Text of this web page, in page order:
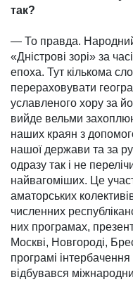
так?
— То правда.
«Дністрові зорі» за
епоха. Тут кількома
перераховувати
уславленого хору за
вийде вельми
наших краян з
нашої держави та за
одразу так і не
найвагоміших. Це
аматорських
числен­них
них програмах,
Москві, Новго­роді,
програмі
відбу­вався